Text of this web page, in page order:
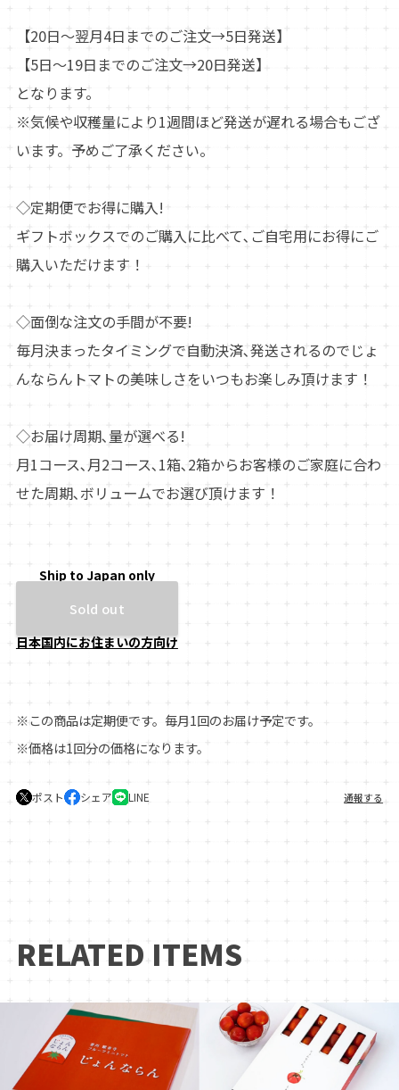
【20日～翌月4日までのご注文→5日発送】
【5日～19日までのご注文→20日発送】
となります。
※気候や収穫量により1週間ほど発送が遅れる場合もござ
います。予めご了承ください。
◇定期便でお得に購入!
ギフトボックスでのご購入に比べて､ご自宅用にお得にご
購入いただけます！
◇面倒な注文の手間が不要!
毎月決まったタイミングで自動決済､発送されるのでじょ
んならんトマトの美味しさをいつもお楽しみ頂けます！
◇お届け周期､量が選べる!
月1コース､月2コース､1箱､2箱からお客様のご家庭に合わ
せた周期､ボリュームでお選び頂けます！
Ship to Japan only
Sold out
日本国内にお住まいの方向け
※この商品は定期便です。毎月1回のお届け予定です。
※価格は1回分の価格になります。
ポスト シェア LINE 通報する
RELATED ITEMS